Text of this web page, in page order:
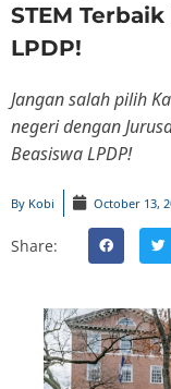
STEM
LPDP!
Jangan salah pilih
negeri dengan
Beasiswa LPDP!
By Kobi October 13,
Share: